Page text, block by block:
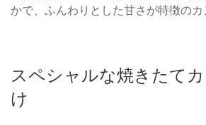
かで、ふんわりとした甘さが特徴のカ
スペシャルな焼きたて
け